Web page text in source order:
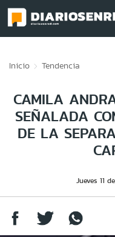
Inicio Tendencia
CAMILA
SEÑALADA
DE LA
Jueves 11